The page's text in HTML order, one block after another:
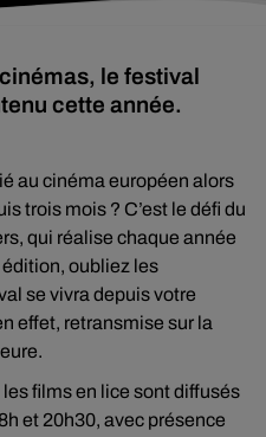
le festival
cette année.
au cinéma européen alors
trois mois ? C’est le défi du
qui réalise chaque année
édition, oubliez les
se vivra depuis votre
effet, retransmise sur la
films en lice sont diffusés
et 20h30, avec présence